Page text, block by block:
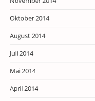
Oktober 2014
August 2014
Juli 2014
Mai 2014
April 2014